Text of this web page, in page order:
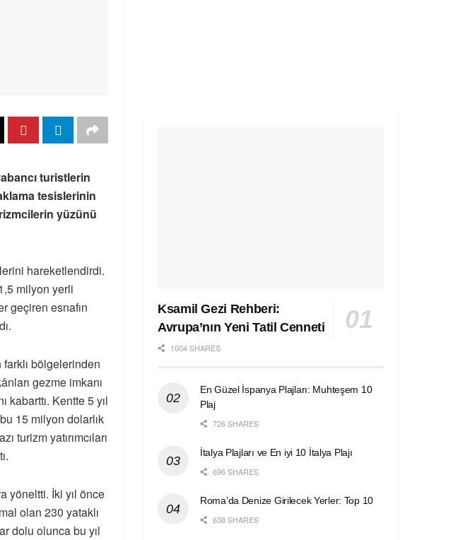
turistlerin
tesislerinin
yüzünü
hareketlendirdi.
milyon yerli
geçiren esnafın
bölgelerinden
gezme imkanı
kabarttı. Kentte 5 yıl
15 milyon dolarlık
turizm yatırımcıları
yöneltti. İki yıl önce
olan 230 yataklı
dolu olunca bu yıl
Ksamil Gezi Rehberi:
Avrupa’nın Yeni Tatil Cenneti
1004 SHARES
En Güzel İspanya Plajları: Muhteşem 10
Plaj
726 SHARES
İtalya Plajları ve En iyi 10 İtalya Plajı
696 SHARES
Roma’da Denize Girilecek Yerler: Top 10
638 SHARES